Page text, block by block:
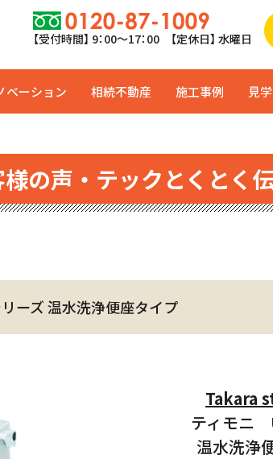
【受付時間】 9：00〜17：00 【定休日】 水曜日
ベーション 相続不動産 施工事例 見
の声・テックとくとく
ーズ 温水洗浄便座タイプ
Takara
ティモニ
温水洗浄